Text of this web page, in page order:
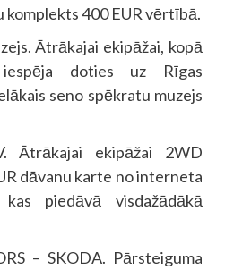
komplekts 400 EUR vērtībā.
Ātrākajai ekipāžai, kopā
doties uz Rīgas
seno spēkratu muzejs
Ātrākajai ekipāžai 2WD
dāvanu karte no interneta
piedāvā visdažādākā
– SKODA. Pārsteiguma